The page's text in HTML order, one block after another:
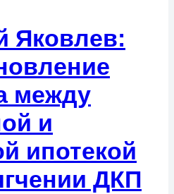
Яковлев:
между
и
ипотекой
ДКП